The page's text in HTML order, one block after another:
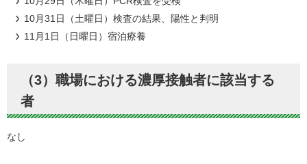
10月31日（土曜日）検査の結果、陽性と判明
11月1日（日曜日）宿泊療養
（3）職場における濃厚接触者に該当する
者
なし